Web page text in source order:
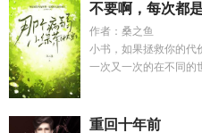
不要啊，每次都
作者：桑之鱼
小书，如果拯救你的代
一次又一次的在不同的
重回十年前